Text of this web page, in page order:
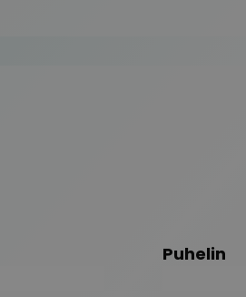
Puhelin